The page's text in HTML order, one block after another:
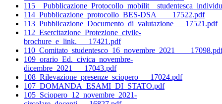
114_Pubblicazione_protocollo_BES-DSA____17522.pdf
113_Pubblicazione_Documento_di_valutazione___17521.pdf
112_Esercitazione_Protezione_civile-
brochure_e_link.___17421.pdf
109_orario_Ed._civica_novembre-
dicembre_2021___17043.pdf
108_Rilevazione_presenze_sciopero___17024.pdf
107_DOMANDA_ESAMI_DI_STATO.pdf
105_Sciopero_12_novembre_2021-